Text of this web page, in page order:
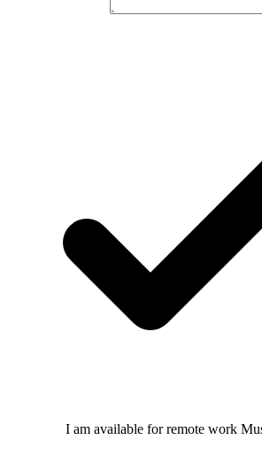
I am available for remote work